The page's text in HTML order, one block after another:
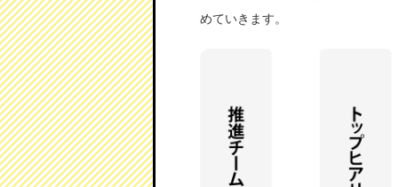
めていきます。